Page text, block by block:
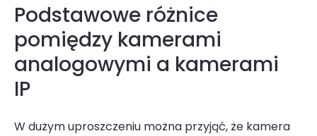
Podstawowe różnice
pomiędzy kamerami
analogowymi a kamerami
IP
W dużym uproszczeniu można przyjąć, że kamera